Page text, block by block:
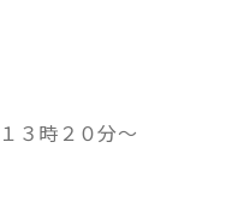
１３時２０分～